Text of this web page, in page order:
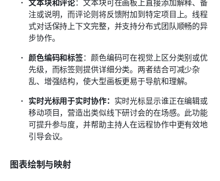
注或说明，而评论则将反馈附加到特定项目上。线程
式对话保持上下文完整，并支持分布式团队顺畅的异
步协作。
颜色编码和标签：颜色编码可在视觉上区分类别或优
先级，而标签则提供详细分类。两者结合可减少杂
乱、增强结构，使大型画板更易于导航和理解。
实时光标用于实时协作： 实时光标显示谁正在编辑或
移动项目，营造出类似线下研讨会的在场感。此功能
可提升参与度，并帮助主持人在远程协作中更有效地
引导会议。
图表绘制与映射